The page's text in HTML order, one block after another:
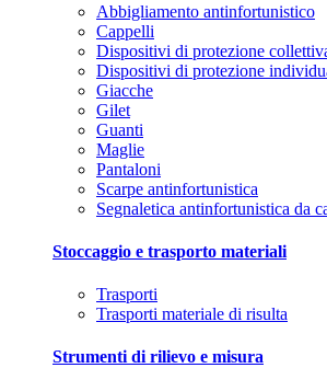
Abbigliamento antinfortunistico
Cappelli
Dispositivi di protezione
Dispositivi di protezione
Giacche
Gilet
Guanti
Maglie
Pantaloni
Scarpe antinfortunistica
Segnaletica antinfortunistica da
Stoccaggio e trasporto materiali
Trasporti
Trasporti materiale di risulta
Strumenti di rilievo e misura